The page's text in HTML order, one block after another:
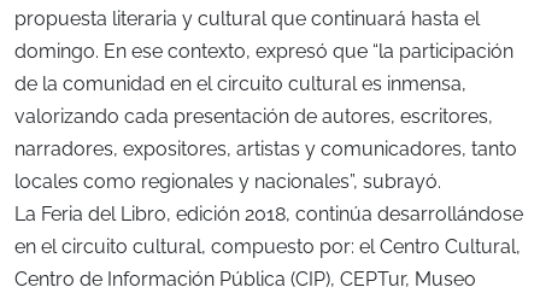
propuesta literaria y cultural que continuará hasta el
domingo. En ese contexto, expresó que “la participación
de la comunidad en el circuito cultural es inmensa,
valorizando cada presentación de autores, escritores,
narradores, expositores, artistas y comunicadores, tanto
locales como regionales y nacionales”, subrayó.
La Feria del Libro, edición 2018, continúa desarrollándose
en el circuito cultural, compuesto por: el Centro Cultural,
Centro de Información Pública (CIP), CEPTur, Museo